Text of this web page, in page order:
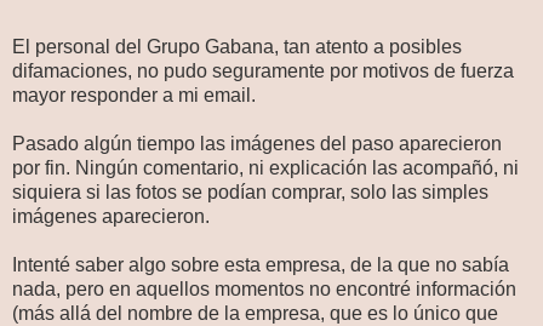
El personal del Grupo Gabana, tan atento a posibles
difamaciones, no pudo seguramente por motivos de fuerza
mayor responder a mi email.
Pasado algún tiempo las imágenes del paso aparecieron
por fin. Ningún comentario, ni explicación las acompañó, ni
siquiera si las fotos se podían comprar, solo las simples
imágenes aparecieron.
Intenté saber algo sobre esta empresa, de la que no sabía
nada, pero en aquellos momentos no encontré información
(más allá del nombre de la empresa, que es lo único que